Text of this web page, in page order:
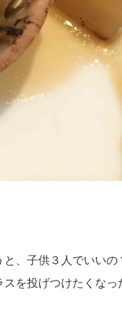
と、子供３人でいい
を投げつけたくなっ